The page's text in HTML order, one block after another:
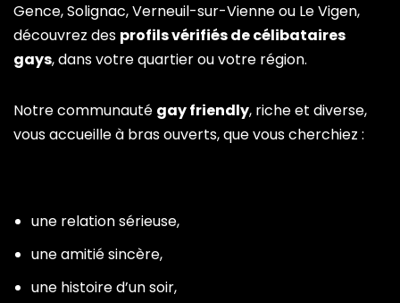
Gence, Solignac, Verneuil-sur-Vienne ou Le Vigen,
découvrez des profils vérifiés de célibataires
gays, dans votre quartier ou votre région.
Notre communauté gay friendly, riche et diverse,
vous accueille à bras ouverts, que vous cherchiez :
une relation sérieuse,
une amitié sincère,
une histoire d’un soir,